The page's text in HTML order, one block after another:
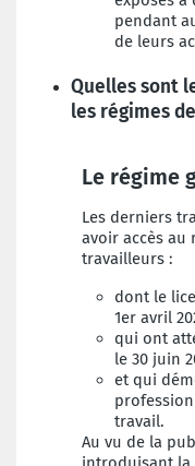
pendant
de leurs
Quelles sont
les régimes de
Le régime
Les derniers
avoir accès au
travailleurs :
dont le
1er avril
qui ont
le 30 juin
et qui
travail.
Au vu de la